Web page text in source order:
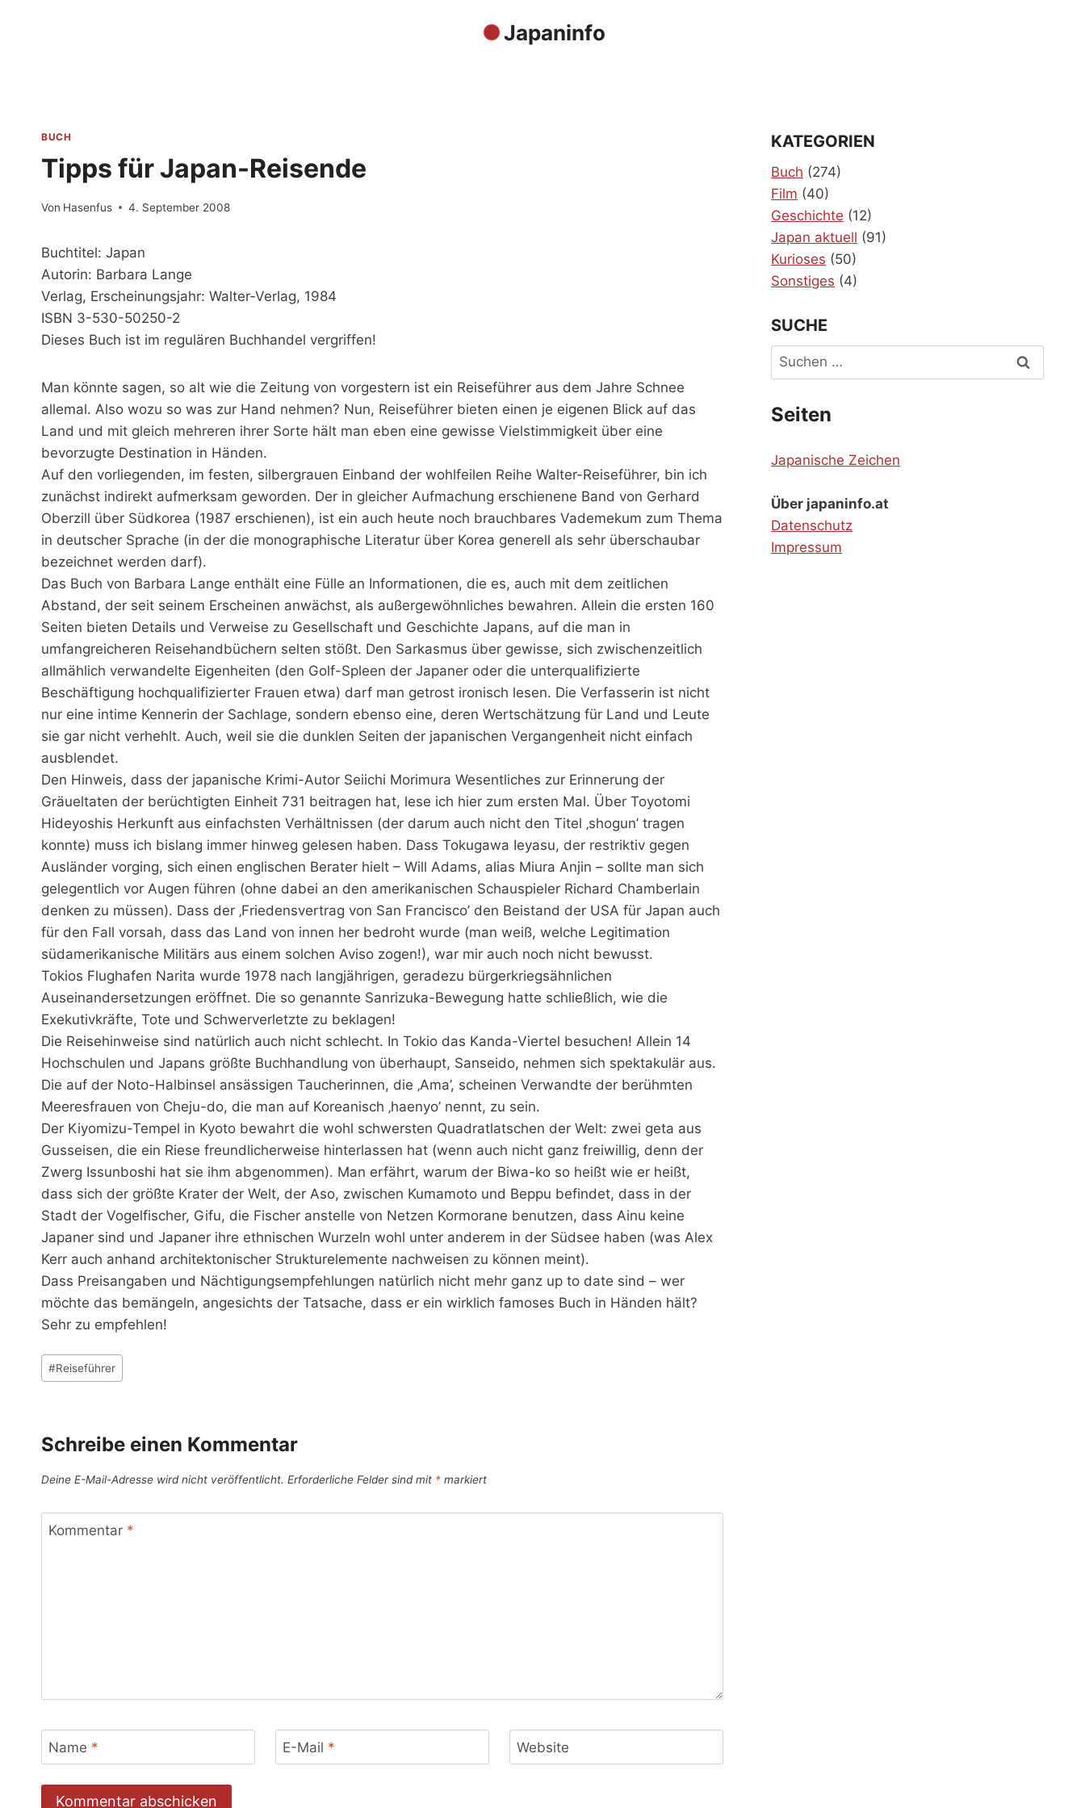
Japaninfo
BUCH
Tipps für Japan-Reisende
Von Hasenfus 4. September 2008
Buchtitel: Japan
Autorin: Barbara Lange
Verlag, Erscheinungsjahr: Walter-Verlag, 1984
ISBN 3-530-50250-2
Dieses Buch ist im regulären Buchhandel vergriffen!
Man könnte sagen, so alt wie die Zeitung von vorgestern ist ein Reiseführer aus dem Jahre Schnee
allemal. Also wozu so was zur Hand nehmen? Nun, Reiseführer bieten einen je eigenen Blick auf das
Land und mit gleich mehreren ihrer Sorte hält man eben eine gewisse Vielstimmigkeit über eine
bevorzugte Destination in Händen.
Auf den vorliegenden, im festen, silbergrauen Einband der wohlfeilen Reihe Walter-Reiseführer, bin ich
zunächst indirekt aufmerksam geworden. Der in gleicher Aufmachung erschienene Band von Gerhard
Oberzill über Südkorea (1987 erschienen), ist ein auch heute noch brauchbares Vademekum zum Thema
in deutscher Sprache (in der die monographische Literatur über Korea generell als sehr überschaubar
bezeichnet werden darf).
Das Buch von Barbara Lange enthält eine Fülle an Informationen, die es, auch mit dem zeitlichen
Abstand, der seit seinem Erscheinen anwächst, als außergewöhnliches bewahren. Allein die ersten 160
Seiten bieten Details und Verweise zu Gesellschaft und Geschichte Japans, auf die man in
umfangreicheren Reisehandbüchern selten stößt. Den Sarkasmus über gewisse, sich zwischenzeitlich
allmählich verwandelte Eigenheiten (den Golf-Spleen der Japaner oder die unterqualifizierte
Beschäftigung hochqualifizierter Frauen etwa) darf man getrost ironisch lesen. Die Verfasserin ist nicht
nur eine intime Kennerin der Sachlage, sondern ebenso eine, deren Wertschätzung für Land und Leute
sie gar nicht verhehlt. Auch, weil sie die dunklen Seiten der japanischen Vergangenheit nicht einfach
ausblendet.
Den Hinweis, dass der japanische Krimi-Autor Seiichi Morimura Wesentliches zur Erinnerung der
Gräueltaten der berüchtigten Einheit 731 beitragen hat, lese ich hier zum ersten Mal. Über Toyotomi
Hideyoshis Herkunft aus einfachsten Verhältnissen (der darum auch nicht den Titel ‚shogun’ tragen
konnte) muss ich bislang immer hinweg gelesen haben. Dass Tokugawa Ieyasu, der restriktiv gegen
Ausländer vorging, sich einen englischen Berater hielt – Will Adams, alias Miura Anjin – sollte man sich
gelegentlich vor Augen führen (ohne dabei an den amerikanischen Schauspieler Richard Chamberlain
denken zu müssen). Dass der ‚Friedensvertrag von San Francisco’ den Beistand der USA für Japan auch
für den Fall vorsah, dass das Land von innen her bedroht wurde (man weiß, welche Legitimation
südamerikanische Militärs aus einem solchen Aviso zogen!), war mir auch noch nicht bewusst.
Tokios Flughafen Narita wurde 1978 nach langjährigen, geradezu bürgerkriegsähnlichen
Auseinandersetzungen eröffnet. Die so genannte Sanrizuka-Bewegung hatte schließlich, wie die
Exekutivkräfte, Tote und Schwerverletzte zu beklagen!
Die Reisehinweise sind natürlich auch nicht schlecht. In Tokio das Kanda-Viertel besuchen! Allein 14
Hochschulen und Japans größte Buchhandlung von überhaupt, Sanseido, nehmen sich spektakulär aus.
Die auf der Noto-Halbinsel ansässigen Taucherinnen, die ‚Ama’, scheinen Verwandte der berühmten
Meeresfrauen von Cheju-do, die man auf Koreanisch ‚haenyo’ nennt, zu sein.
Der Kiyomizu-Tempel in Kyoto bewahrt die wohl schwersten Quadratlatschen der Welt: zwei geta aus
Gusseisen, die ein Riese freundlicherweise hinterlassen hat (wenn auch nicht ganz freiwillig, denn der
Zwerg Issunboshi hat sie ihm abgenommen). Man erfährt, warum der Biwa-ko so heißt wie er heißt,
dass sich der größte Krater der Welt, der Aso, zwischen Kumamoto und Beppu befindet, dass in der
Stadt der Vogelfischer, Gifu, die Fischer anstelle von Netzen Kormorane benutzen, dass Ainu keine
Japaner sind und Japaner ihre ethnischen Wurzeln wohl unter anderem in der Südsee haben (was Alex
Kerr auch anhand architektonischer Strukturelemente nachweisen zu können meint).
Dass Preisangaben und Nächtigungsempfehlungen natürlich nicht mehr ganz up to date sind – wer
möchte das bemängeln, angesichts der Tatsache, dass er ein wirklich famoses Buch in Händen hält?
Sehr zu empfehlen!
Schlagworte:
#Reiseführer
Schreibe einen Kommentar
Deine E-Mail-Adresse wird nicht veröffentlicht. Erforderliche Felder sind mit * markiert
Kommentar *
Name * E-Mail * Website
KATEGORIEN
Buch (274)
Film (40)
Geschichte (12)
Japan aktuell (91)
Kurioses (50)
Sonstiges (4)
SUCHE
Suchen
nach:
Seiten
Japanische Zeichen
Über japaninfo.at
Datenschutz
Impressum